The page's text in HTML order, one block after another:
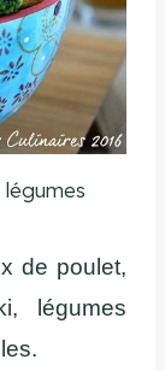
de poulet,
légumes